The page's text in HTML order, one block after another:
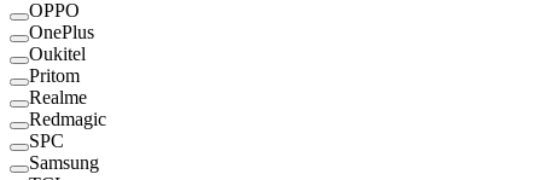
OPPO
OnePlus
Oukitel
Pritom
Realme
Redmagic
SPC
Samsung